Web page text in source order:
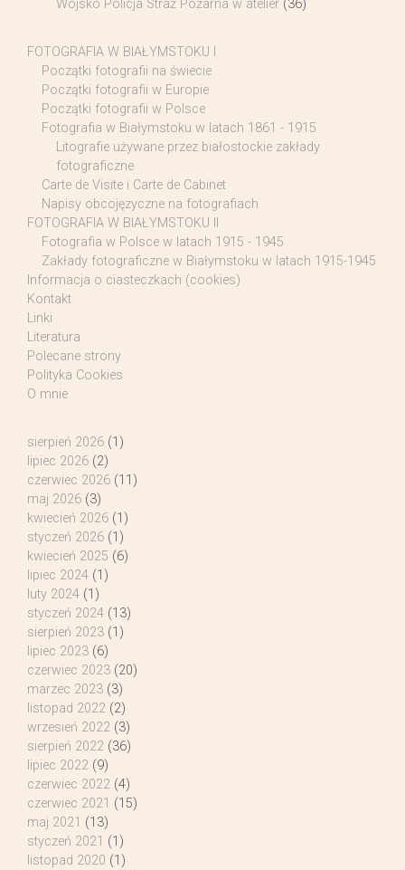
Wojsko Policja Straż Pożarna w atelier (36)
FOTOGRAFIA W BIAŁYMSTOKU I
Początki fotografii na świecie
Początki fotografii w Europie
Początki fotografii w Polsce
Fotografia w Białymstoku w latach 1861 - 1915
Litografie używane przez białostockie zakłady
fotograficzne
Carte de Visite i Carte de Cabinet
Napisy obcojęzyczne na fotografiach
FOTOGRAFIA W BIAŁYMSTOKU II
Fotografia w Polsce w latach 1915 - 1945
Zakłady fotograficzne w Białymstoku w latach 1915-1945
Informacja o ciasteczkach (cookies)
Kontakt
Linki
Literatura
Polecane strony
Polityka Cookies
O mnie
sierpień 2026 (1)
lipiec 2026 (2)
czerwiec 2026 (11)
maj 2026 (3)
kwiecień 2026 (1)
styczeń 2026 (1)
kwiecień 2025 (6)
lipiec 2024 (1)
luty 2024 (1)
styczeń 2024 (13)
sierpień 2023 (1)
lipiec 2023 (6)
czerwiec 2023 (20)
marzec 2023 (3)
listopad 2022 (2)
wrzesień 2022 (3)
sierpień 2022 (36)
lipiec 2022 (9)
czerwiec 2022 (4)
czerwiec 2021 (15)
maj 2021 (13)
styczeń 2021 (1)
listopad 2020 (1)